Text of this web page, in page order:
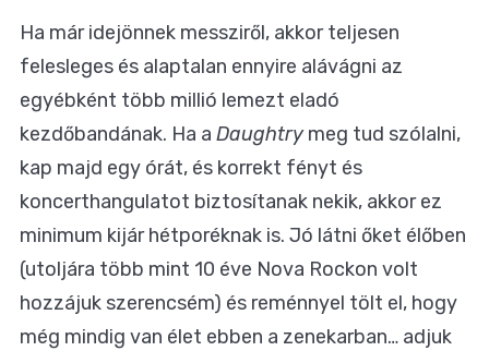
Ha már idejönnek messziről, akkor teljesen
felesleges és alaptalan ennyire alávágni az
egyébként több millió lemezt eladó
kezdőbandának. Ha a Daughtrymeg tud szólalni,
kap majd egy órát, és korrekt fényt és
koncerthangulatot biztosítanak nekik, akkor ez
minimum kijár hétporéknak is. Jó látni őket élőben
(utoljára több mint 10 éve Nova Rockon volt
hozzájuk szerencsém) és reménnyel tölt el, hogy
még mindig van élet ebben a zenekarban… adjuk